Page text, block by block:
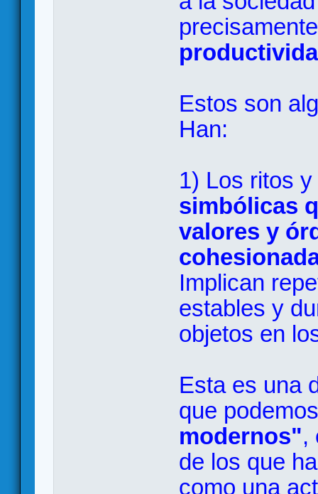
Estos son
Han:
1) Los ritos y
simbólicas
valores y
Implican
estables y
objetos en
Esta es una
que
modernos",
de los que
como una